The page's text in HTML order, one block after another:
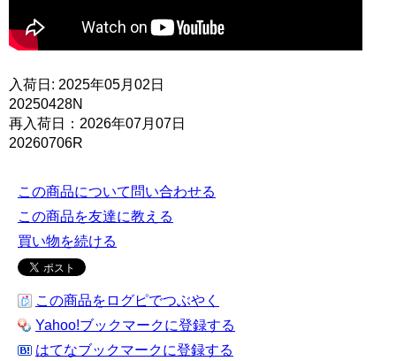
入荷日: 2025年05月02日
20250428N
再入荷日：2026年07月07日
20260706R
この商品について問い合わせる
この商品を友達に教える
買い物を続ける
この商品をログピでつぶやく
Yahoo!ブックマークに登録する
はてなブックマークに登録する